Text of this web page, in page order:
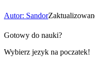
Autor: Sandor
Gotowy do nauki?
Wybierz jezyk na poczatek!